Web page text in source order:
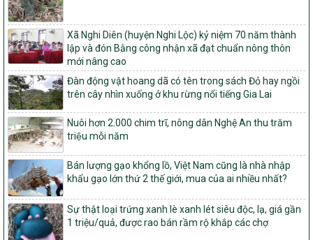
103/PTNT-NTM
Về việc đăng ký thực hiện Dự án liên kết theo chuỗi giá trị thuộc
Dự án 2 – Chương trình Mục tiêu quốc gia Giảm nghèo bền vững
giai đoạn 2021-2025 được kéo dài sang năm 2026
827/QĐ-BNNMT
Quyết định Ban hành Kế hoạch triển khai thực hiện Chương trình
mục tiêu quốc gia xây dựng nông thôn mới, giảm nghèo bền
vững và phát triển kinh tế – xã hội vùng đồng bào dân tộc thiểu
số và miền núi giai đoạn 2026-2035, giai đoạn I: Từ năm 2026
đến năm 2030
14/2026/TT-BNNMT
Hướng dẫn thực hiện một số nội dung tiêu chí, điều kiện thuộc Bộ
tiêu chí quốc gia về nông thôn mới giai đoạn 2026 – 2030 thuộc
phạm vi quản lý nhà nước của Bộ Nông nghiệp và Môi trường
417/QĐ-BNNMT
Phê duyệt Chương trình mục tiêu quốc gia xây dựng nông thôn
Xã Nghi Diên (huyện Nghi Lộc) kỷ niệm 70 năm thành
lập và đón Bằng công nhận xã đạt chuẩn nông thôn
mới nâng cao
Đàn động vật hoang dã có tên trong sách Đỏ hay ngồi
trên cây nhìn xuống ở khu rừng nổi tiếng Gia Lai
Nuôi hơn 2.000 chim trĩ, nông dân Nghệ An thu trăm
triệu mỗi năm
Bán lượng gạo khổng lồ, Việt Nam cũng là nhà nhập
khẩu gạo lớn thứ 2 thế giới, mua của ai nhiều nhất?
Sự thật loại trứng xanh lè xanh lét siêu độc, lạ, giá gần
1 triệu/quả, được rao bán rầm rộ khắp các chợ